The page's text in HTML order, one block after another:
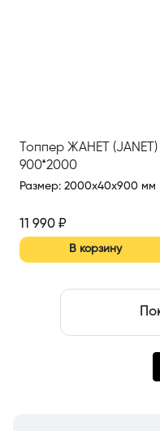
Топпер ЖАНЕТ (JANET)
900*2000
Размер: 2000x40x900 мм
11 990 ₽
В корзину